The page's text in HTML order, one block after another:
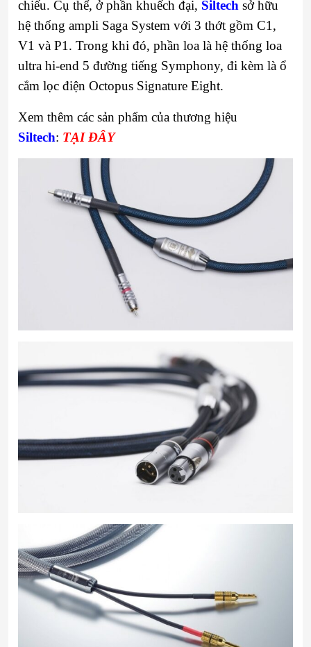
chiếu. Cụ thể, ở phần khuếch đại, Siltech sở hữu
hệ thống ampli Saga System với 3 thớt gồm C1,
V1 và P1. Trong khi đó, phần loa là hệ thống loa
ultra hi-end 5 đường tiếng Symphony, đi kèm là ổ
cắm lọc điện Octopus Signature Eight.
Xem thêm các sản phẩm của thương hiệu
Siltech: TẠI ĐÂY